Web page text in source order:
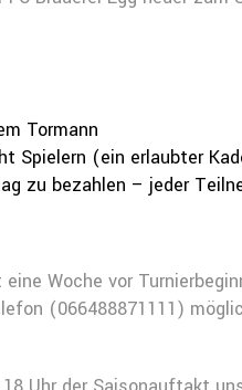
Tormann
(ein erlaubter
zu bezahlen – jeder
Woche vor
(066488871111)